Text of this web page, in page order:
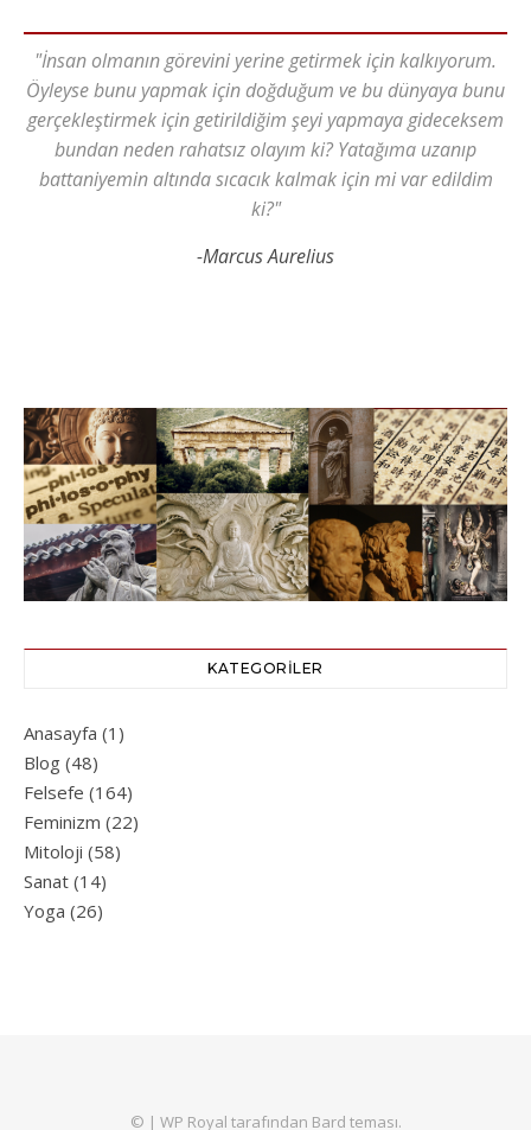
"İnsan olmanın görevini yerine getirmek için kalkıyorum.
Öyleyse bunu yapmak için doğduğum ve bu dünyaya bunu
gerçekleştirmek için getirildiğim şeyi yapmaya gideceksem
bundan neden rahatsız olayım ki? Yatağıma uzanıp
battaniyemin altında sıcacık kalmak için mi var edildim
ki?"
-Marcus Aurelius
KATEGORILER
Anasayfa (1)
Blog (48)
Felsefe (164)
Feminizm (22)
Mitoloji (58)
Sanat (14)
Yoga (26)
© | WP Royal tarafından Bard teması.